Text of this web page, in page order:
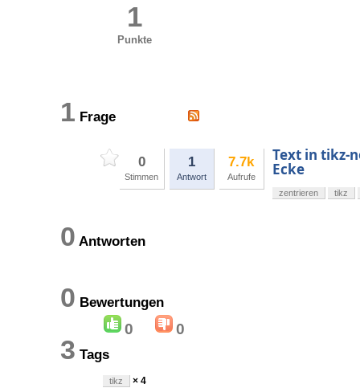
1
Punkte
1 Frage
0
Stimmen
1
Antwort
7.7k
Aufrufe
Text in tikz-
Ecke
zentrieren tikz
0 Antworten
0 Bewertungen
0 0
3 Tags
tikz × 4